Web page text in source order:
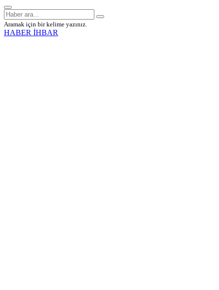
Aramak için bir kelime yazınız.
HABER İHBAR